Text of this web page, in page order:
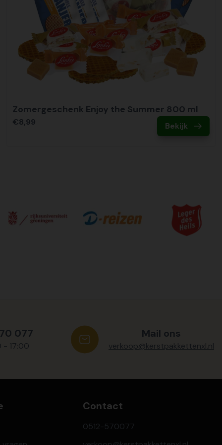
Zomergeschenk Enjoy the Summer 800 ml
€8,99 Bekijk
077
- 17:00
Mail ons
verkoop@kerstpakkettenxl.nl
Contact
0512-570077